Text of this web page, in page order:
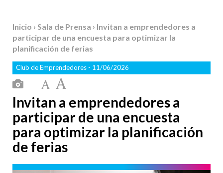
Inicio › Sala de Prensa › Invitan a emprendedores a
participar de una encuesta para optimizar la
planificación de ferias
Club de Emprendedores - 11/06/2026
Invitan a emprendedores a
participar de una encuesta
para optimizar la planificación
de ferias